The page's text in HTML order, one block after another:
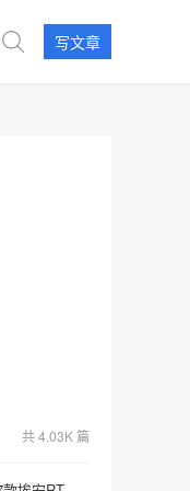
写文章
共 4.03K 篇